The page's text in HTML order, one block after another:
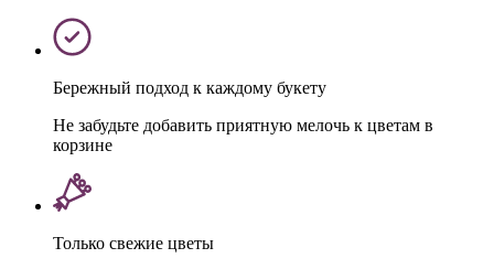
Бережный подход к каждому букету
Не забудьте добавить приятную мелочь к цветам в
корзине
Только свежие цветы